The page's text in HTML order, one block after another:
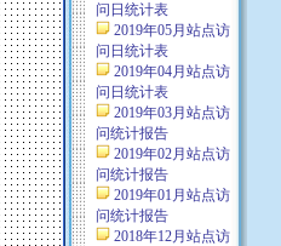
问日统计表
2019年05月站点访
问日统计表
2019年04月站点访
问日统计表
2019年03月站点访
问统计报告
2019年02月站点访
问统计报告
2019年01月站点访
问统计报告
2018年12月站点访